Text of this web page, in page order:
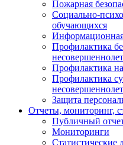
Пожарная
Социально-
обучающихся
Информационная
Профилактика
Профилактика
Профилактика
Защита
Отчеты, мониторинг,
Публичный
Мониторинги
Статистические